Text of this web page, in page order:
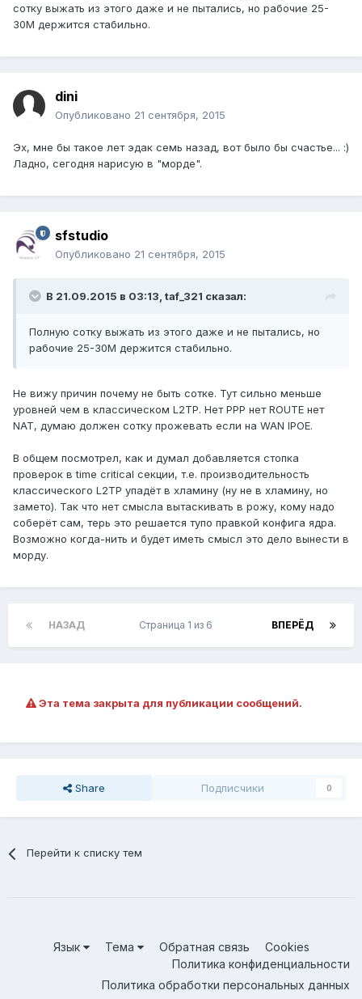
сотку выжать из этого даже и не пытались, но рабочие 25-
30М держится стабильно.
dini
Опубликовано 21 сентября, 2015
Эх, мне бы такое лет эдак семь назад, вот было бы счастье... :)
Ладно, сегодня нарисую в "морде".
sfstudio
Опубликовано 21 сентября, 2015
В 21.09.2015 в 03:13, taf_321 сказал:
Полную сотку выжать из этого даже и не пытались, но
рабочие 25-30М держится стабильно.
Не вижу причин почему не быть сотке. Тут сильно меньше
уровней чем в классическом L2TP. Нет PPP нет ROUTE нет
NAT, думаю должен сотку прожевать если на WAN IPOE.
В общем посмотрел, как и думал добавляется стопка
проверок в time critical секции, т.е. производительность
классического L2TP упадёт в хламину (ну не в хламину, но
замето). Так что нет смысла вытаскивать в рожу, кому надо
соберёт сам, терь это решается тупо правкой конфига ядра.
Возможно когда-нить и будет иметь смысл это дело вынести в
морду.
НАЗАД ВПЕРЁД
Страница 1 из 6
Эта тема закрыта для публикации сообщений.
Share Подписчики 0
Перейти к списку тем
Язык Тема Обратная связь
Cookies
Политика конфиденциальности
Политика обработки персональных данных